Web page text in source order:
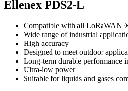
Ellenex PDS2-L
Compatible with all LoRaWAN
Wide range of industrial
High accuracy
Designed to meet outdoor
Long-term durable performance
Ultra-low power
Suitable for liquids and gases